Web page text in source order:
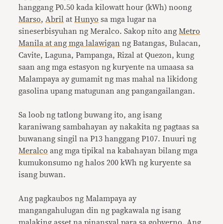
hanggang P0.50 kada kilowatt hour (kWh) noong
Marso, Abril atHunyo sa mga lugar na
sineserbisyuhan ng Meralco. Sakop nito ang Metro
Manila at ang mga lalawigan ng Batangas, Bulacan,
Cavite, Laguna, Pampanga, Rizal at Quezon, kung
saan ang mga estasyon ng kuryente na umaasa sa
Malampaya ay gumamit ng mas mahal na likidong
gasolina upang matugunan ang pangangailangan.
Sa loob ng tatlong buwang ito, ang isang
karaniwang sambahayan ay nakakita ng pagtaas sa
buwanang singil na P13 hanggang P107. Inuuri ng
Meralco ang mga tipikal na kabahayan bilang mga
kumukonsumo ng halos 200 kWh ng kuryente sa
isang buwan.
Ang pagkaubos ng Malampaya ay
mangangahulugan din ng pagkawala ng isang